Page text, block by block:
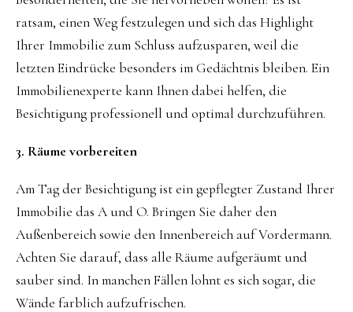
ratsam, einen Weg festzulegen und sich das Highlight
Ihrer Immobilie zum Schluss aufzusparen, weil die
letzten Eindrücke besonders im Gedächtnis bleiben. Ein
Immobilienexperte kann Ihnen dabei helfen, die
Besichtigung professionell und optimal durchzuführen.
3. Räume vorbereiten
Am Tag der Besichtigung ist ein gepflegter Zustand Ihrer
Immobilie das A und O. Bringen Sie daher den
Außenbereich sowie den Innenbereich auf Vordermann.
Achten Sie darauf, dass alle Räume aufgeräumt und
sauber sind. In manchen Fällen lohnt es sich sogar, die
Wände farblich aufzufrischen.